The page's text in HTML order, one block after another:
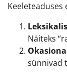
Näiteks
sünnivad